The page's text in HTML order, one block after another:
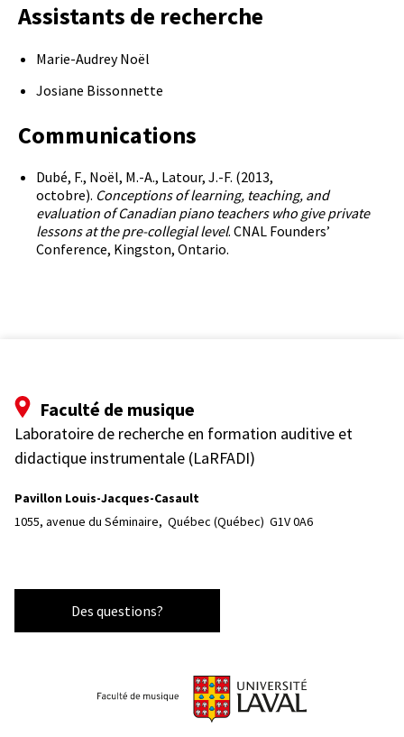
Assistants de recherche
Marie-Audrey Noël
Josiane Bissonnette
Communications
Dubé, F., Noël, M.-A., Latour, J.-F. (2013,
octobre). Conceptions of learning, teaching, and
evaluation of Canadian piano teachers who give private
lessons at the pre-collegial level. CNAL Founders’
Conference, Kingston, Ontario.
Faculté de musique
Laboratoire de recherche en formation auditive et
didactique instrumentale (LaRFADI)
Pavillon Louis-Jacques-Casault
1055, avenue du Séminaire, Québec (Québec)  G1V 0A6
Des questions?